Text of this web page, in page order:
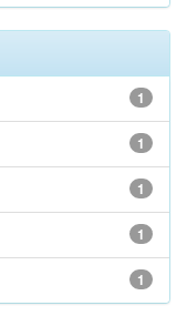
1
1
1
1
1